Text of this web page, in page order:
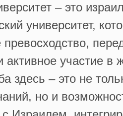
– это
университет,
превосходство,
активное участие в
здесь – это не
но и